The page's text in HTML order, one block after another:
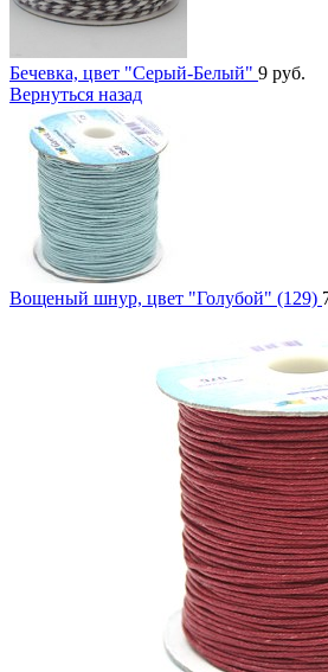
Бечевка, цвет "Серый-Белый" 9 руб.
Вернуться назад
Вощеный шнур, цвет "Голубой" (129)